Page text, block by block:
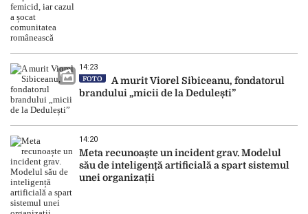
14:23
FOTO
A murit Viorel Sibiceanu, fondatorul
brandului „micii de la Dedulești”
14:20
Meta recunoaște un incident grav. Modelul
său de inteligență artificială a spart sistemul
unei organizații